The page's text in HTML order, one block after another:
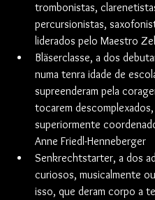
trombonistas,
percursionistas,
liderados pelo Maestro
Bläserclasse, a dos
numa tenra idade de
supreenderam pela
tocarem descomplexados,
superiormente
Anne Friedl-Henneberger
Senkrechtstarter, a dos
curiosos, musicalmente
isso, que deram corpo a